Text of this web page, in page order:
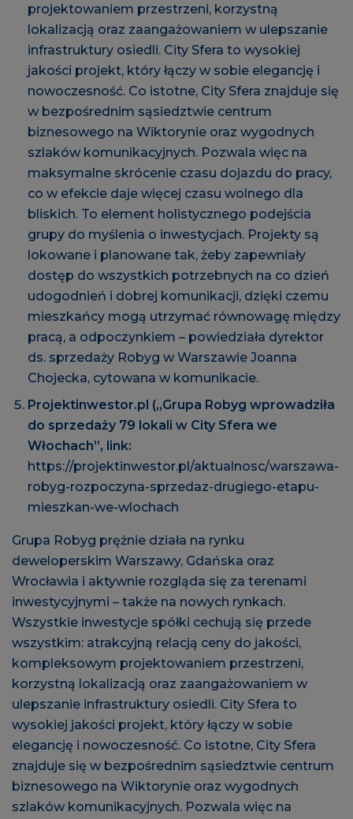
projektowaniem przestrzeni, korzystną
lokalizacją oraz zaangażowaniem w ulepszanie
infrastruktury osiedli. City Sfera to wysokiej
jakości projekt, który łączy w sobie elegancję i
nowoczesność. Co istotne, City Sfera znajduje się
w bezpośrednim sąsiedztwie centrum
biznesowego na Wiktorynie oraz wygodnych
szlaków komunikacyjnych. Pozwala więc na
maksymalne skrócenie czasu dojazdu do pracy,
co w efekcie daje więcej czasu wolnego dla
bliskich. To element holistycznego podejścia
grupy do myślenia o inwestycjach. Projekty są
lokowane i planowane tak, żeby zapewniały
dostęp do wszystkich potrzebnych na co dzień
udogodnień i dobrej komunikacji, dzięki czemu
mieszkańcy mogą utrzymać równowagę między
pracą, a odpoczynkiem – powiedziała dyrektor
ds. sprzedaży Robyg w Warszawie Joanna
Chojecka, cytowana w komunikacie.
Projektinwestor.pl („Grupa Robyg wprowadziła
do sprzedaży 79 lokali w City Sfera we
Włochach”, link:
https://projektinwestor.pl/aktualnosc/warszawa-
robyg-rozpoczyna-sprzedaz-drugiego-etapu-
mieszkan-we-wlochach
Grupa Robyg prężnie działa na rynku
deweloperskim Warszawy, Gdańska oraz
Wrocławia i aktywnie rozgląda się za terenami
inwestycyjnymi – także na nowych rynkach.
Wszystkie inwestycje spółki cechują się przede
wszystkim: atrakcyjną relacją ceny do jakości,
kompleksowym projektowaniem przestrzeni,
korzystną lokalizacją oraz zaangażowaniem w
ulepszanie infrastruktury osiedli. City Sfera to
wysokiej jakości projekt, który łączy w sobie
elegancję i nowoczesność. Co istotne, City Sfera
znajduje się w bezpośrednim sąsiedztwie centrum
biznesowego na Wiktorynie oraz wygodnych
szlaków komunikacyjnych. Pozwala więc na